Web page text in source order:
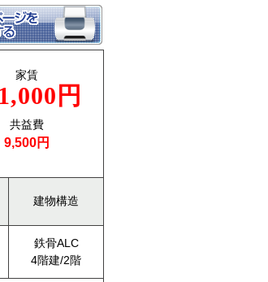
家賃
円
共益費
9,500円
建物構造
鉄骨ALC
4階建/2階